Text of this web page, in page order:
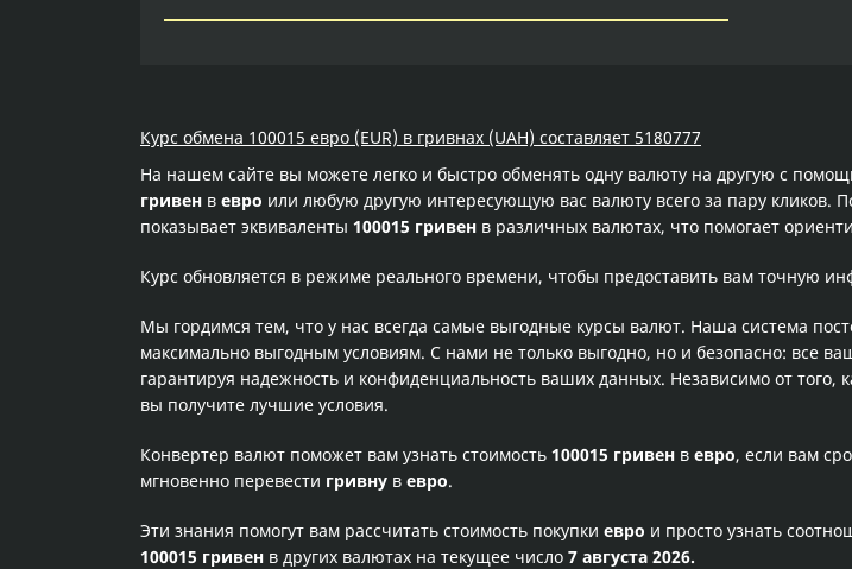
Курс обмена 100015 евро (EUR) в гривнах (UAH) составляет 5180777
На нашем сайте вы можете легко и быстро обменять одну валюту на другую с
гривен в евро или любую другую интересующую вас валюту всего за пару кликов.
показывает эквиваленты 100015 гривен в различных валютах, что помогает
Курс обновляется в режиме реального времени, чтобы предоставить вам точную
Мы гордимся тем, что у нас всегда самые выгодные курсы валют. Наша система
максимально выгодным условиям. С нами не только выгодно, но и безопасно: все
гарантируя надежность и конфиденциальность ваших данных. Независимо от
вы получите лучшие условия.
Конвертер валют поможет вам узнать стоимость 100015 гривен в евро, если вам
мгновенно перевести гривну в евро.
Эти знания помогут вам рассчитать стоимость покупки евро и просто узнать
100015 гривен в других валютах на текущее число 7 августа 2026.